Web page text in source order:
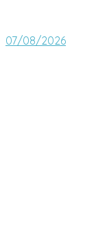
07/08/2026